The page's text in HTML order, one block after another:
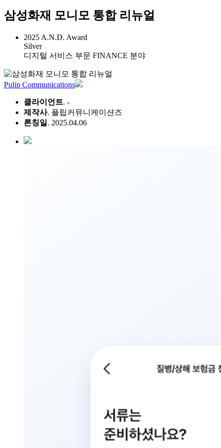
삼성화재 모니모 통합 리뉴얼
2025 A.N.D. Award
Silver
디지털 서비스 부문 FINANCE 분야
Pulip Communications
클라이언트. -
제작사. 플립커뮤니케이션즈
론칭일 . 2025.04.06